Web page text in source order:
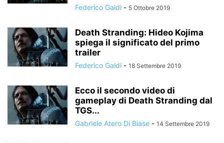
Federico Galdi - 5 Ottobre 2019
Death Stranding: Hideo Kojima
spiega il significato del primo
trailer
Federico Galdi - 18 Settembre 2019
Ecco il secondo video di
gameplay di Death Stranding dal
TGS...
Gabriele Atero Di Biase - 14 Settembre 2019